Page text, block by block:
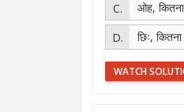
ओह,
छिः,
WATCH